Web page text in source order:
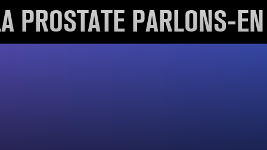
PROSTATE PARLONS-